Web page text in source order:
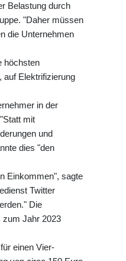
Belastung durch
"Daher müssen
die Unternehmen
höchsten
auf Elektrifizierung
in der
mit
und
dies "den
Einkommen", sagte
Twitter
Die
zum Jahr 2023
einen Vier-